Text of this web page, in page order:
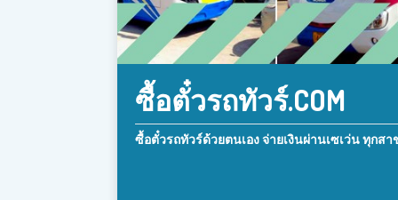
ซื้อตั๋วรถทัวร์.COM
ซื้อตั๋วรถทัวร์ด้วยตนเอง จ่ายเงินผ่านเซเว่น ทุกสา